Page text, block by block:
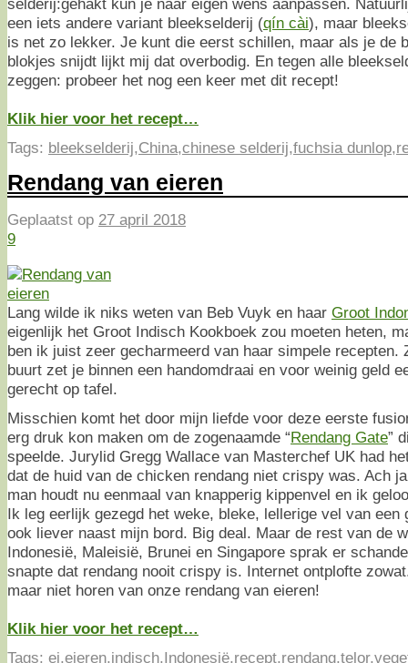
een iets andere variant bleekselderij (qín cài), maar
is net zo lekker. Je kunt die eerst schillen, maar als je de
blokjes snijdt lijkt mij dat overbodig. En tegen alle
zeggen: probeer het nog een keer met dit recept!
Klik hier voor het recept…
Tags: bleekselderij,China,chinese selderij,fuchsia dunlop,
Rendang van eieren
Geplaatst op 27 april 2018
9
Lang wilde ik niks weten van Beb Vuyk en haar Groot
eigenlijk het Groot Indisch Kookboek zou moeten heten,
ben ik juist zeer gecharmeerd van haar simpele recepten.
buurt zet je binnen een handomdraai en voor weinig geld
gerecht op tafel.
Misschien komt het door mijn liefde voor deze eerste
erg druk kon maken om de zogenaamde “Rendang Gate”
speelde. Jurylid Gregg Wallace van Masterchef UK had
dat de huid van de chicken rendang niet crispy was. Ach
man houdt nu eenmaal van knapperig kippenvel en ik
Ik leg eerlijk gezegd het weke, bleke, lellerige vel van een
ook liever naast mijn bord. Big deal. Maar de rest van de
Indonesië, Maleisië, Brunei en Singapore sprak er
snapte dat rendang nooit crispy is. Internet ontplofte
maar niet horen van onze rendang van eieren!
Klik hier voor het recept…
Tags: ei,eieren,indisch,Indonesië,recept,rendang,telor,